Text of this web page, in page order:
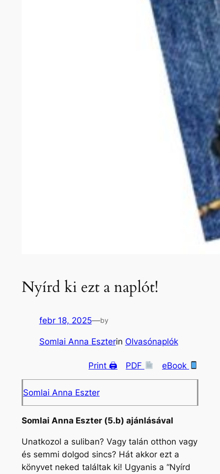
Nyírd ki ezt a naplót!
febr 18, 2025—by
Somlai Anna Eszterin Olvasónaplók
Print 🖨 PDF eBook
Somlai Anna Eszter
Somlai Anna Eszter (5.b) ajánlásával
Unatkozol a suliban? Vagy talán otthon vagy
és semmi dolgod sincs? Hát akkor ezt a
könyvet neked találtak ki! Ugyanis a “Nyírd